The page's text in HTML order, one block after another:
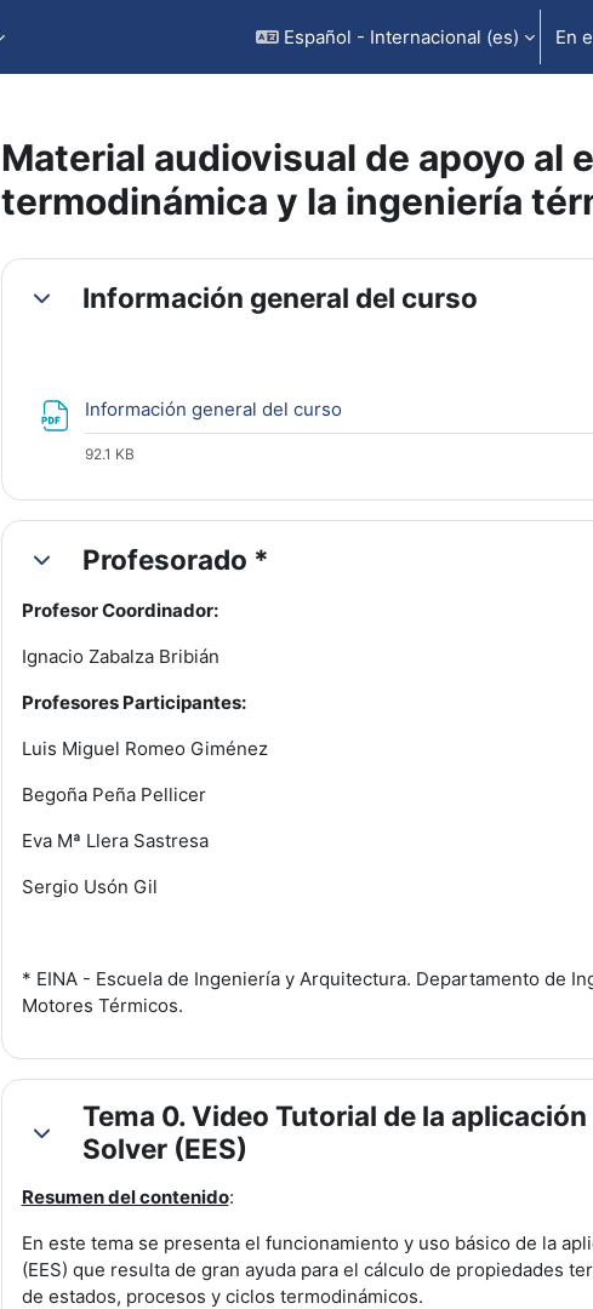
Español - Internacional ‎(es)‎ En
Material audiovisual de apoyo al
termodinámica y la ingeniería
Perfilado de sección
ColapsarInformación general del curso
Información general del curso
92.1 KB
ColapsarProfesorado *
Profesor Coordinador:
Ignacio Zabalza Bribián
Profesores Participantes:
Luis Miguel Romeo Giménez
Begoña Peña Pellicer
Eva Mª Llera Sastresa
Sergio Usón Gil
* EINA - Escuela de Ingeniería y Arquitectura. Departamento de
Motores Térmicos.
Colapsar
Tema 0. Video Tutorial de la
Solver (EES)
Resumen del contenido:
En este tema se presenta el funcionamiento y uso básico de la
(EES) que resulta de gran ayuda para el cálculo de propiedades
de estados, procesos y ciclos termodinámicos.